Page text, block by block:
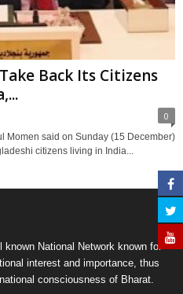
Back Its Citizens
0
Momen said on Sunday (15 December)
citizens living in India...
National Network known for
interest and importance, thus
consciousness of Bharat.